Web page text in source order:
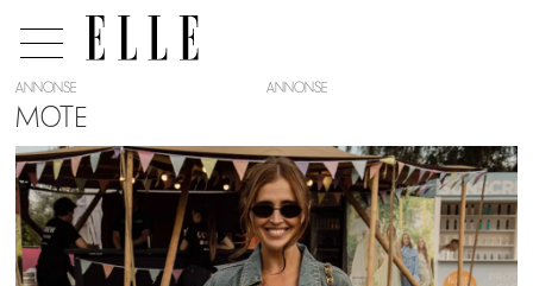
Tag:
stavernfestivalen
ANNONSE
MOTE